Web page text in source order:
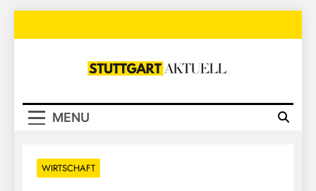
Stuttgart
MENU
WIRTSCHAFT